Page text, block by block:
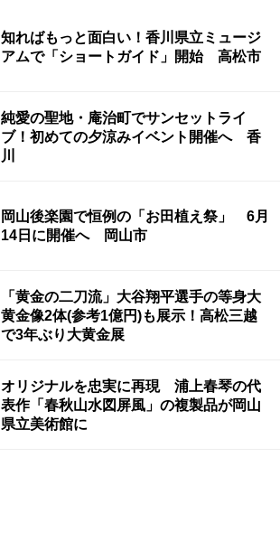
知ればもっと面白い！香川県立ミュージ
アムで「ショートガイド」開始 高松市
純愛の聖地・庵治町でサンセットライ
ブ！初めての夕涼みイベント開催へ 香
川
岡山後楽園で恒例の「お田植え祭」 6月
14日に開催へ 岡山市
「黄金の二刀流」大谷翔平選手の等身大
黄金像2体(参考1億円)も展示！高松三越
で3年ぶり大黄金展
オリジナルを忠実に再現 浦上春琴の代
表作「春秋山水図屏風」の複製品が岡山
県立美術館に